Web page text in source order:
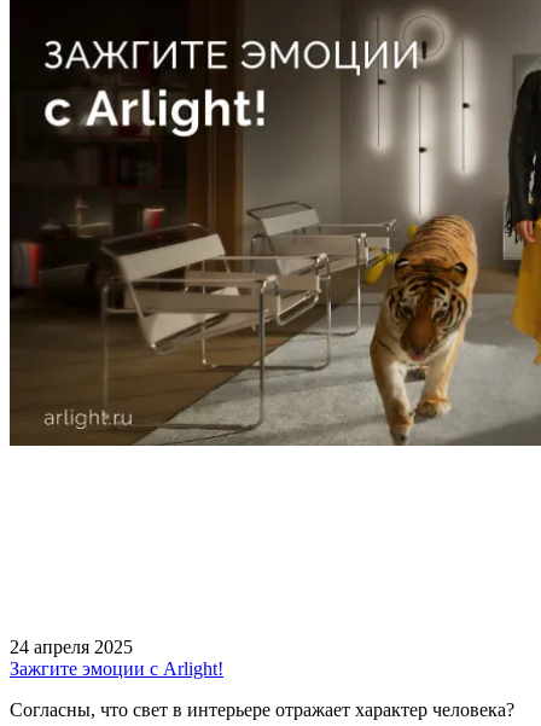
24 апреля 2025
Зажгите эмоции с Arlight!
Согласны, что свет в интерьере отражает характер человека?